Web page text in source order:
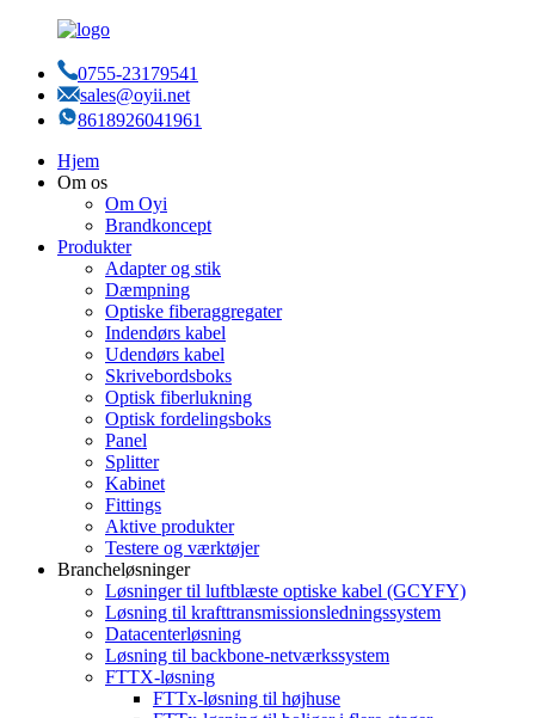
0755-23179541
sales@oyii.net
8618926041961
Hjem
Om os
Om Oyi
Brandkoncept
Produkter
Adapter og stik
Dæmpning
Optiske fiberaggregater
Indendørs kabel
Udendørs kabel
Skrivebordsboks
Optisk fiberlukning
Optisk fordelingsboks
Panel
Splitter
Kabinet
Fittings
Aktive produkter
Testere og værktøjer
Brancheløsninger
Løsninger til luftblæste optiske kabel (GCYFY)
Løsning til krafttransmissionsledningssystem
Datacenterløsning
Løsning til backbone-netværkssystem
FTTX-løsning
FTTx-løsning til højhuse